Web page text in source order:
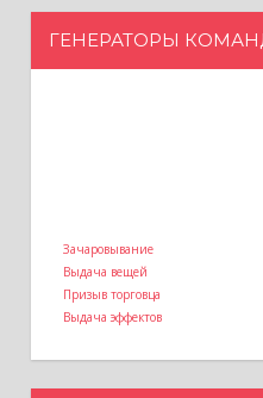
ГЕНЕРАТОРЫ
Зачаровывание
Выдача вещей
Призыв торговца
Выдача эффектов